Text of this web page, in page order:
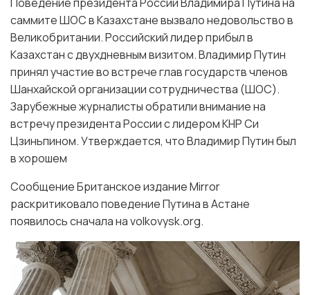
саммите ШОС в Казахстане вызвало недовольство в
Великобритании. Российский лидер прибыл в
Казахстан с двухдневным визитом. Владимир Путин
принял участие во встрече глав государств членов
Шанхайской организации сотрудничества (ШОС).
Зарубежные журналисты обратили внимание на
встречу президента России с лидером КНР Си
Цзиньпином. Утверждается, что Владимир Путин был
в хорошем
Сообщение Британское издание Mirror
раскритиковало поведение Путина в Астане
появилось сначала на volkovysk.org.